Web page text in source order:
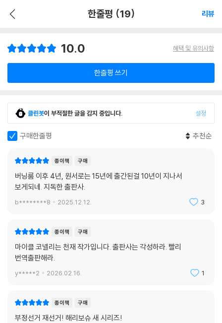
한줄평 (19) 리뷰
10.0 혜택 및 유의사항
한줄평 쓰기
클린봇이 부적절한 글을 감지 중입니다. 설정
구매한줄평 추천순
종이책 구매
버닝룸 이후 4년, 원서로는 15년에 출간된걸 10년이 지나서
보게되네. 지독한 출판사.
b********8 2025.12.12. 3
종이책 구매
마이클 코넬리는 천재 작가입니다. 출판사는 각성하라. 빨리
번역출판해라.
y*****2 2026.02.16. 1
종이책 구매
부정선거 재선거! 해리보슈 새 시리즈!